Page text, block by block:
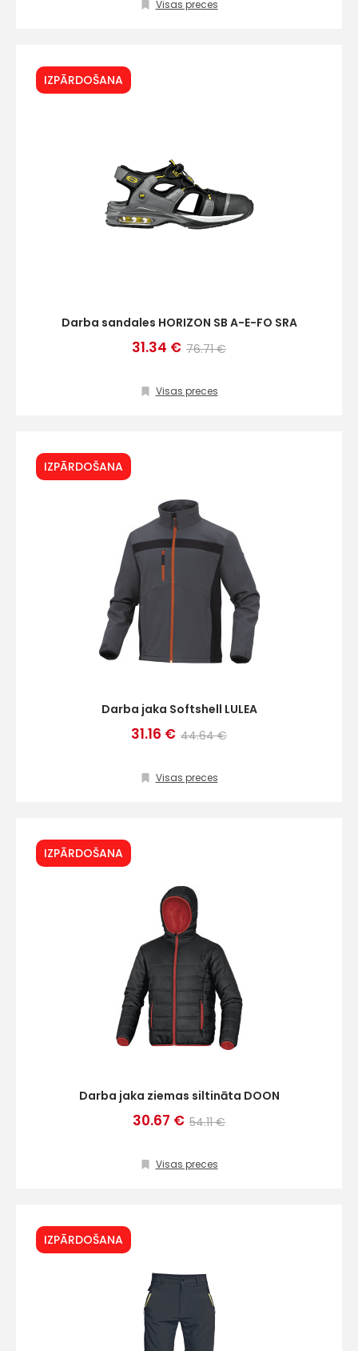
Visas preces
IZPĀRDOŠANA
Darba sandales HORIZON SB A-E-FO SRA
31.34 € 76.71 €
Visas preces
IZPĀRDOŠANA
Darba jaka Softshell LULEA
31.16 € 44.64 €
Visas preces
IZPĀRDOŠANA
Darba jaka ziemas siltināta DOON
30.67 € 54.11 €
Visas preces
IZPĀRDOŠANA